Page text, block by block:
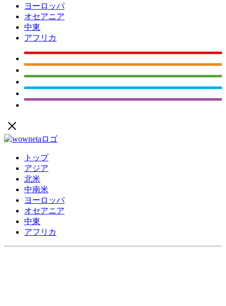
ヨーロッパ
オセアニア
中東
アフリカ
トップ
アジア
北米
中南米
ヨーロッパ
オセアニア
中東
アフリカ